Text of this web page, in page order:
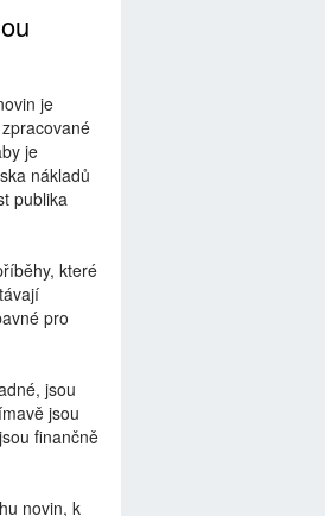
je
je
nákladů
publika
které
pro
jsou
jsou
finančně
novin, k